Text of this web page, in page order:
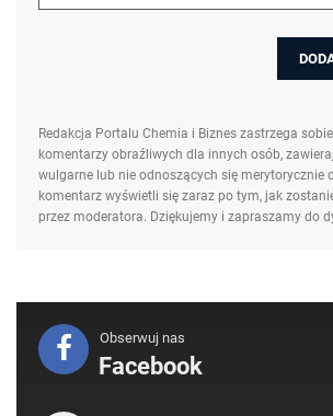
Redakcja Portalu Chemia i Biznes zastrzega
komentarzy obraźliwych dla innych osób,
wulgarne lub nie odnoszących się merytorycznie
komentarz wyświetli się zaraz po tym, jak
przez moderatora. Dziękujemy i zapraszamy do
Obserwuj nas
Facebook